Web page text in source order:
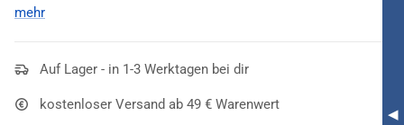
düsteren Farbe Schwarzgehalten und im Stile eines
gesamte Spannweite der Arme, wodurch der imposante Look
mehr
Auf Lager - in 1-3 Werktagen bei dir
kostenloser Versand ab 49 € Warenwert